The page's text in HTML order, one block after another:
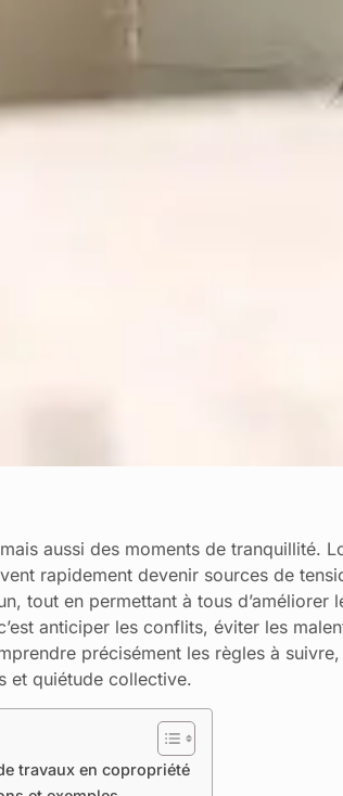
aussi des moments de tranquillité.
rapidement devenir sources de
tout en permettant à tous d’améliorer
anticiper les conflits, éviter les
précisément les règles à
et quiétude collective.
travaux en copropriété